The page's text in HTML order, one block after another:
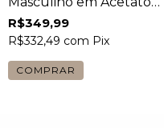
Preto
R$349,99
R$332,49 com Pix